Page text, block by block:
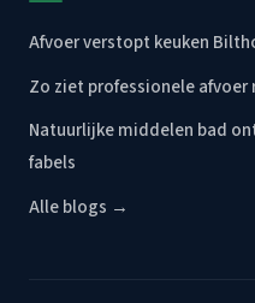
Afvoer verstopt keuken
Zo ziet professionele
Natuurlijke middelen bad
fabels
Alle blogs →